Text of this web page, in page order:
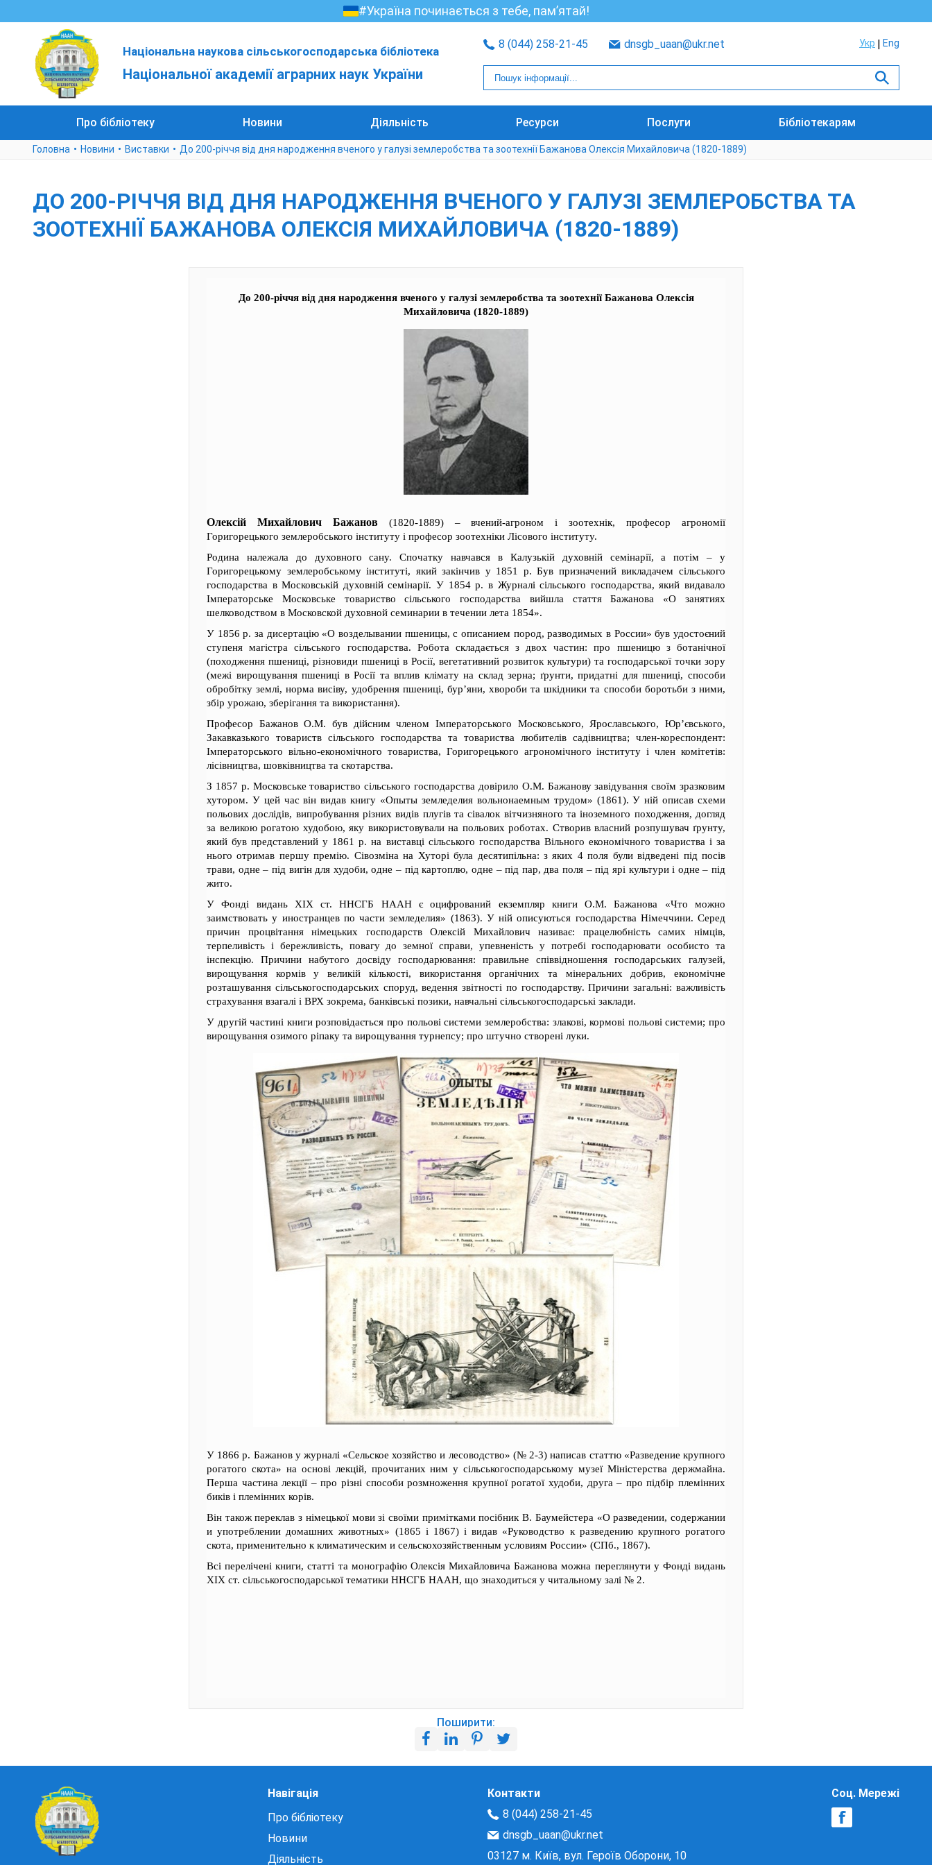
#Україна починається з тебе, пам’ятай!
Національна наукова сільськогосподарська бібліотека
Національної академії аграрних наук України
8 (044) 258-21-45 dnsgb_uaan@ukr.net Укр Eng
Про бібліотеку Новини Діяльність Ресурси Послуги Бібліотекарям
Головна Новини Виставки До 200-річчя від дня народження вченого у галузі землеробства та зоотехнії Бажанова Олексія Михайловича (1820-1889)
ДО 200-РІЧЧЯ ВІД ДНЯ НАРОДЖЕННЯ ВЧЕНОГО У ГАЛУЗІ ЗЕМЛЕРОБСТВА ТА
ЗООТЕХНІЇ БАЖАНОВА ОЛЕКСІЯ МИХАЙЛОВИЧА (1820-1889)
До 200-річчя від дня народження вченого у галузі землеробства та зоотехнії Бажанова Олексія
Михайловича (1820-1889)
Олексій Михайлович Бажанов(1820-1889) – вчений-агроном і зоотехнік, професор агрономії
Горигорецького землеробського інституту і професор зоотехніки Лісового інституту.
Родина належала до духовного сану. Спочатку навчався в Калузькій духовній семінарії, а потім – у
Горигорецькому землеробському інституті, який закінчив у 1851 р. Був призначений викладачем сільського
господарства в Московській духовній семінарії. У 1854 р. в Журналі сільського господарства, який видавало
Імператорське Московське товариство сільського господарства вийшла стаття Бажанова «О занятиях
шелководством в Московской духовной семинарии в течении лета 1854».
У 1856 р. за дисертацію «О возделывании пшеницы, с описанием пород, разводимых в России» був удостоєний
ступеня магістра сільського господарства. Робота складається з двох частин: про пшеницю з ботанічної
(походження пшениці, різновиди пшениці в Росії, вегетативний розвиток культури) та господарської точки зору
(межі вирощування пшениці в Росії та вплив клімату на склад зерна; ґрунти, придатні для пшениці, способи
обробітку землі, норма висіву, удобрення пшениці, бур’яни, хвороби та шкідники та способи боротьби з ними,
збір урожаю, зберігання та використання).
Професор Бажанов О.М. був дійсним членом Імператорського Московського, Ярославського, Юр’євського,
Закавказького товариств сільського господарства та товариства любителів садівництва; член-кореспондент:
Імператорського вільно-економічного товариства, Горигорецького агрономічного інституту і член комітетів:
лісівництва, шовківництва та скотарства.
З 1857 р. Московське товариство сільського господарства довірило О.М. Бажанову завідування своїм зразковим
хутором. У цей час він видав книгу «Опыты земледелия вольнонаемным трудом» (1861). У ній описав схеми
польових дослідів, випробування різних видів плугів та сівалок вітчизняного та іноземного походження, догляд
за великою рогатою худобою, яку використовували на польових роботах. Створив власний розпушувач ґрунту,
який був представлений у 1861 р. на виставці сільського господарства Вільного економічного товариства і за
нього отримав першу премію. Сівозміна на Хуторі була десятипільна: з яких 4 поля були відведені під посів
трави, одне – під вигін для худоби, одне – під картоплю, одне – під пар, два поля – під ярі культури і одне – під
жито.
У Фонді видань XIX ст. ННСГБ НААН є оцифрований екземпляр книги О.М. Бажанова «Что можно
заимствовать у иностранцев по части земледелия» (1863). У ній описуються господарства Німеччини. Серед
причин процвітання німецьких господарств Олексій Михайлович називає: працелюбність самих німців,
терпеливість і бережливість, повагу до земної справи, упевненість у потребі господарювати особисто та
інспекцію. Причини набутого досвіду господарювання: правильне співвідношення господарських галузей,
вирощування кормів у великій кількості, використання органічних та мінеральних добрив, економічне
розташування сільськогосподарських споруд, ведення звітності по господарству. Причини загальні: важливість
страхування взагалі і ВРХ зокрема, банківські позики, навчальні сільськогосподарські заклади.
У другій частині книги розповідається про польові системи землеробства: злакові, кормові польові системи; про
вирощування озимого ріпаку та вирощування турнепсу; про штучно створені луки.
У 1866 р. Бажанов у журналі «Сельское хозяйство и лесоводство» (№ 2-3) написав статтю «Разведение крупного
рогатого скота» на основі лекцій, прочитаних ним у сільськогосподарському музеї Міністерства держмайна.
Перша частина лекції – про різні способи розмноження крупної рогатої худоби, друга – про підбір племінних
биків і племінних корів.
Він також переклав з німецької мови зі своїми примітками посібник В. Баумейстера «О разведении, содержании
и употреблении домашних животных» (1865 і 1867) і видав «Руководство к разведению крупного рогатого
скота, применительно к климатическим и сельскохозяйственным условиям России» (СПб., 1867).
Всі перелічені книги, статті та монографію Олексія Михайловича Бажанова можна переглянути у Фонді видань
XIX ст. сільськогосподарської тематики ННСГБ НААН, що знаходиться у читальному залі № 2.
Поширити:
Навігація
Про бібліотеку
Новини
Діяльність
Контакти
8 (044) 258-21-45
dnsgb_uaan@ukr.net
03127 м. Київ, вул. Героїв Оборони, 10
Соц. Мережі